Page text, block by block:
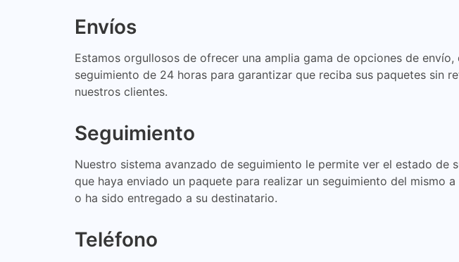
Envíos
Estamos orgullosos de ofrecer una amplia gama de opciones de
seguimiento de 24 horas para garantizar que reciba sus paquetes sin
nuestros clientes.
Seguimiento
Nuestro sistema avanzado de seguimiento le permite ver el estado
que haya enviado un paquete para realizar un seguimiento del mismo
o ha sido entregado a su destinatario.
Teléfono